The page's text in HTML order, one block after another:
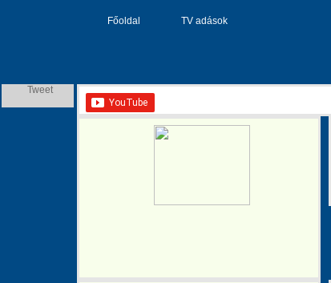
Főoldal TV adások
Tweet